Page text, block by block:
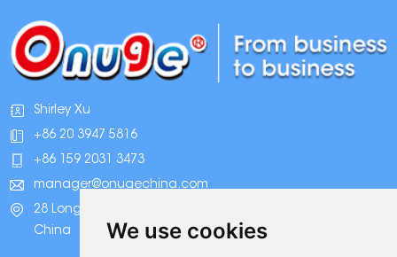
We use cookies
Shirley Xu
+86 20 3947 5816
+86 159 2031 3473
manager@onugechina.com
28 Longhai Road, Parque Industrial Xinhua, Guangzhou,
China